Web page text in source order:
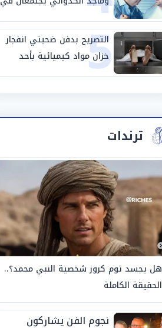
«فرصة سعيدة»
5
التصريح بدفن ضحيتي انفجار
خزان مواد كيميائية بأحد
مصانع الفيوم
ترندات
هل يجسد توم كروز شخصية النبي محمد؟..
الحقيقة الكاملة
نجوم الفن يشاركون